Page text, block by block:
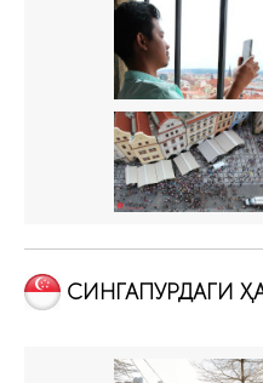
СИНГАПУРДАГИ